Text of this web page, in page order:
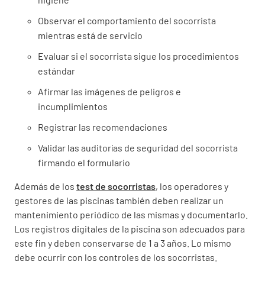
Observar el comportamiento del socorrista
mientras está de servicio
Evaluar si el socorrista sigue los procedimientos
estándar
Afirmar las imágenes de peligros e
incumplimientos
Registrar las recomendaciones
Validar las auditorías de seguridad del socorrista
firmando el formulario
Además de los test de socorristas, los operadores y
gestores de las piscinas también deben realizar un
mantenimiento periódico de las mismas y documentarlo.
Los registros digitales de la piscina son adecuados para
este fin y deben conservarse de 1 a 3 años. Lo mismo
debe ocurrir con los controles de los socorristas.